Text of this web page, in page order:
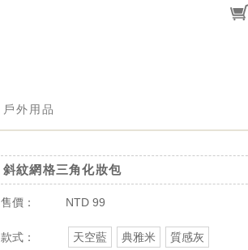
戶外用品
斜紋網格三角化妝包
售價： NTD 99
款式： 天空藍 典雅米 質感灰